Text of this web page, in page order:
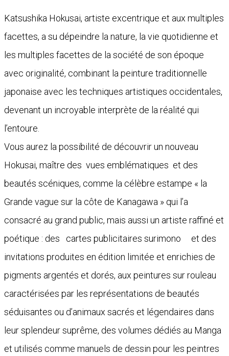
Katsushika Hokusai, artiste excentrique et aux multiples
facettes, a su dépeindre la nature, la vie quotidienne et
les multiples facettes de la société de son époque
avec originalité, combinant la peinture traditionnelle
japonaise avec les techniques artistiques occidentales,
devenant un incroyable interprète de la réalité qui
l’entoure.
Vous aurez la possibilité de découvrir un nouveau
Hokusai, maître des vues emblématiques et des
beautés scéniques, comme la célèbre estampe « la
Grande vague sur la côte de Kanagawa » qui l’a
consacré au grand public, mais aussi un artiste raffiné et
poétique : des cartes publicitaires surimono et des
invitations produites en édition limitée et enrichies de
pigments argentés et dorés, aux peintures sur rouleau
caractérisées par les représentations de beautés
séduisantes ou d’animaux sacrés et légendaires dans
leur splendeur suprême, des volumes dédiés au Manga
et utilisés comme manuels de dessin pour les peintres